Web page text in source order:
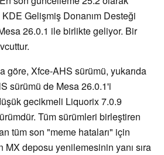
Gelişmiş Donanım Desteği
26.0.1 ile birlikte geliyor. Bir
göre, Xfce-AHS sürümü, yukarıda
sürümü de Mesa 26.0.1'i
gecikmeli Liquorix 7.0.9
Tüm sürümleri birleştiren
tüm son "meme hataları" için
deposu yenilemesinin yanı sıra